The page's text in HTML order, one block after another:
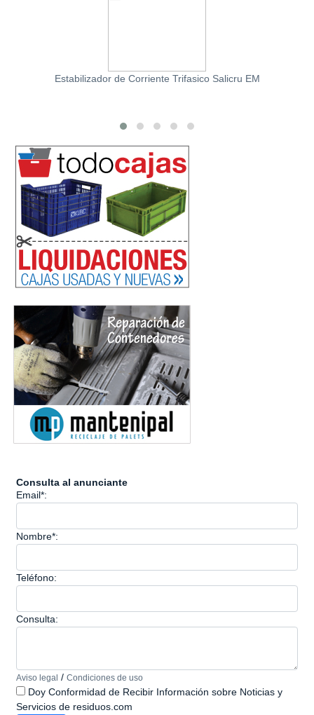
Estabilizador de Corriente Trifasico Salicru EM
Consulta al anunciante
Email*:
Nombre*:
Teléfono:
Consulta:
Aviso legal / Condiciones de uso
Doy Conformidad de Recibir Información sobre Noticias y
Servicios de residuos.com